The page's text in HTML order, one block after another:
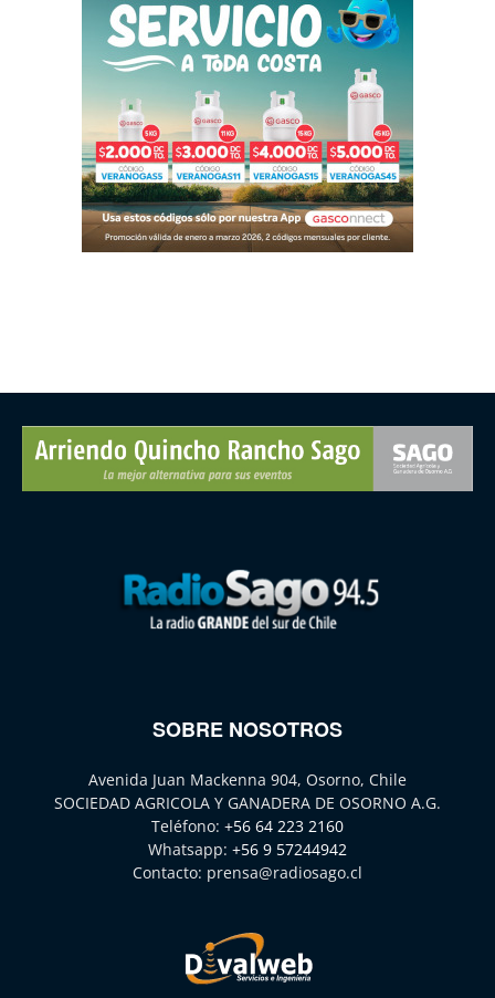
SOBRE NOSOTROS
Avenida Juan Mackenna 904, Osorno, Chile
SOCIEDAD AGRICOLA Y GANADERA DE OSORNO A.G.
Teléfono: +56 64 223 2160
Whatsapp: +56 9 57244942
Contacto: prensa@radiosago.cl